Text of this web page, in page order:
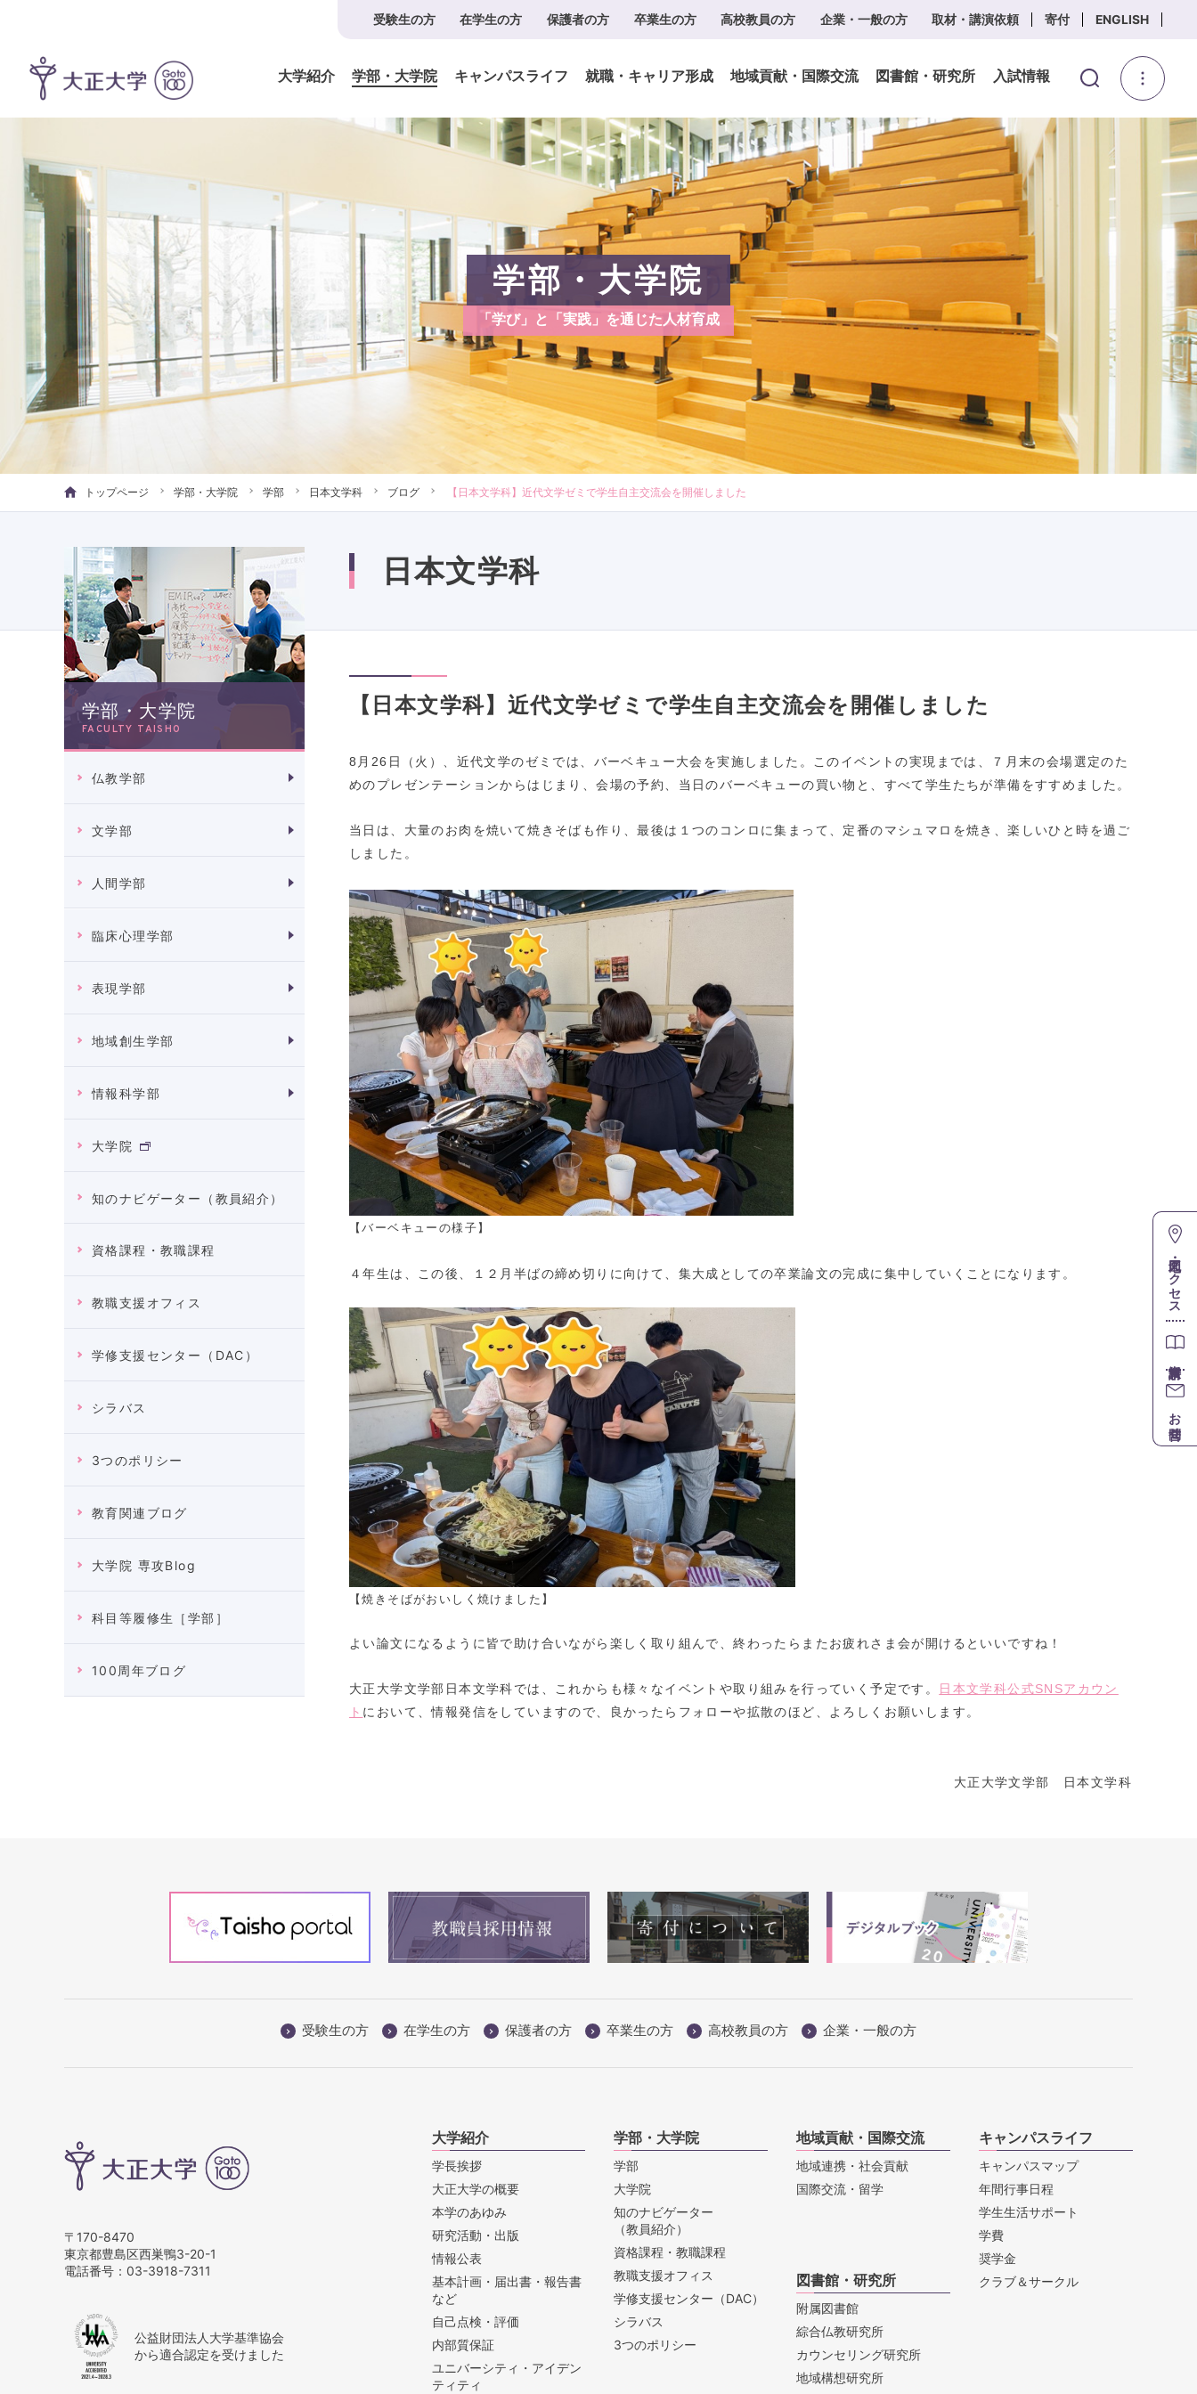
受験生の方 在学生の方 保護者の方 卒業生の方 高校教員の方 企業・一般の方 取材・講演依頼 寄付 ENGLISH
大学紹介 学部・大学院 キャンパスライフ 就職・キャリア形成 地域貢献・国際交流 図書館・研究所 入試情報
学部・大学院
「学び」と「実践」を通じた人材育成
トップページ 学部・大学院 学部 日本文学科 ブログ 【日本文学科】近代文学ゼミで学生自主交流会を開催しました
学部・大学院
FACULTY TAISHO
仏教学部
文学部
人間学部
臨床心理学部
表現学部
地域創生学部
情報科学部
大学院
知のナビゲーター（教員紹介）
資格課程・教職課程
教職支援オフィス
学修支援センター（DAC）
シラバス
3つのポリシー
教育関連ブログ
大学院 専攻Blog
科目等履修生［学部］
100周年ブログ
日本文学科
【日本文学科】近代文学ゼミで学生自主交流会を開催しました
8月26日（火）、近代文学のゼミでは、バーベキュー大会を実施しました。このイベントの実現までは、７月末の会場選定のた
めのプレゼンテーションからはじまり、会場の予約、当日のバーベキューの買い物と、すべて学生たちが準備をすすめました。
当日は、大量のお肉を焼いて焼きそばも作り、最後は１つのコンロに集まって、定番のマシュマロを焼き、楽しいひと時を過ご
しました。
【バーベキューの様子】
４年生は、この後、１２月半ばの締め切りに向けて、集大成としての卒業論文の完成に集中していくことになります。
【焼きそばがおいしく焼けました】
よい論文になるように皆で助け合いながら楽しく取り組んで、終わったらまたお疲れさま会が開けるといいですね！
大正大学文学部日本文学科では、これからも様々なイベントや取り組みを行っていく予定です。
日本文学科公式SNSアカウン
ト において、情報発信をしていますので、良かったらフォローや拡散のほど、よろしくお願いします。
大正大学文学部 日本文学科
受験生の方 在学生の方 保護者の方 卒業生の方 高校教員の方 企業・一般の方
〒170-8470
東京都豊島区西巣鴨3-20-1
電話番号： 03-3918-7311
公益財団法人大学基準協会
から適合認定を受けました
大学紹介
学長挨拶
大正大学の概要
本学のあゆみ
研究活動・出版
情報公表
基本計画・届出書・報告書
など
自己点検・評価
内部質保証
ユニバーシティ・アイデン
ティティ
学部・大学院
学部
大学院
知のナビゲーター
（教員紹介）
資格課程・教職課程
教職支援オフィス
学修支援センター（DAC）
シラバス
3つのポリシー
地域貢献・国際交流
地域連携・社会貢献
国際交流・留学
キャンパスライフ
キャンパスマップ
年間行事日程
学生生活サポート
学費
奨学金
クラブ＆サークル
図書館・研究所
附属図書館
綜合仏教研究所
カウンセリング研究所
地域構想研究所
地図・アクセス
お問合せ